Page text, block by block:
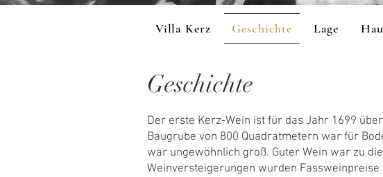
Villa Kerz Geschichte Lage
Geschichte
Der erste Kerz-Wein ist für das Jahr 1699
Baugrube von 800 Quadratmetern war für
war ungewöhnlich groß. Guter Wein war zu
Weinversteigerungen wurden